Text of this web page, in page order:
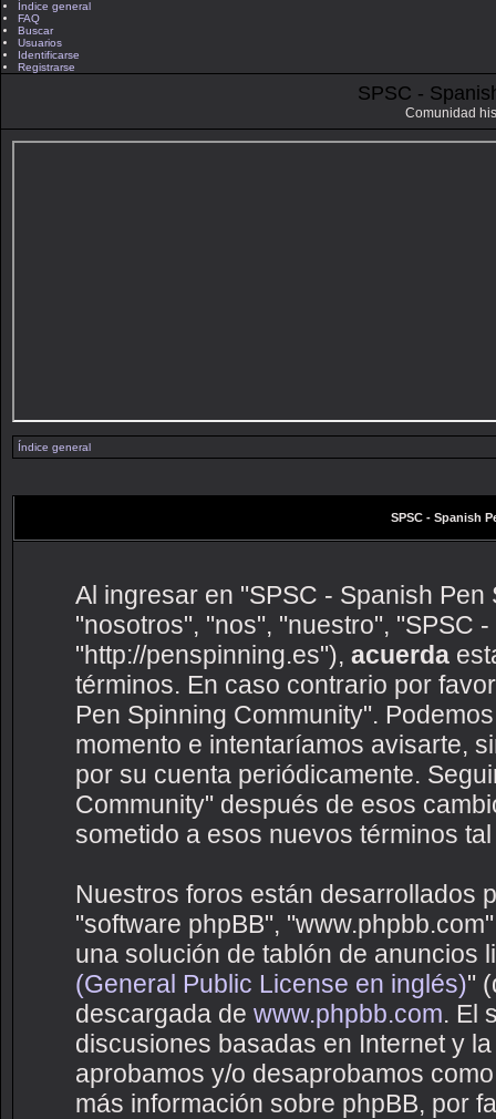
Índice general
FAQ
Buscar
Usuarios
Identificarse
Registrarse
SPSC -
Comunidad
Índice general
SPSC - Spanish
Al ingresar en "SPSC - Spanish
"nosotros", "nos", "nuestro", "SPSC
"http://penspinning.es"), acuerda
términos. En caso contrario por
Pen Spinning Community".
momento e intentaríamos avisarte,
por su cuenta periódicamente.
Community" después de esos
sometido a esos nuevos términos
Nuestros foros están desarrollados
"software phpBB",
una solución de tablón de anuncios
(General Public License en inglés)"
descargada de www.phpbb.com. El
discusiones basadas en Internet y
aprobamos y/o desaprobamos
más información sobre phpBB, por